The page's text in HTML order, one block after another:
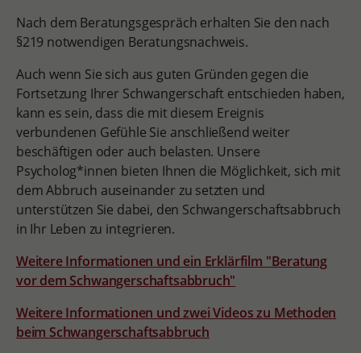
Nach dem Beratungsgespräch erhalten Sie den nach
§219 notwendigen Beratungsnachweis.
Auch wenn Sie sich aus guten Gründen gegen die
Fortsetzung Ihrer Schwangerschaft entschieden haben,
kann es sein, dass die mit diesem Ereignis
verbundenen Gefühle Sie anschließend weiter
beschäftigen oder auch belasten. Unsere
Psycholog*innen bieten Ihnen die Möglichkeit, sich mit
dem Abbruch auseinander zu setzten und
unterstützen Sie dabei, den Schwangerschaftsabbruch
in Ihr Leben zu integrieren.
Weitere Informationen und ein Erklärfilm "Beratung
vor dem Schwangerschaftsabbruch"
Weitere Informationen und zwei Videos zu Methoden
beim Schwangerschaftsabbruch